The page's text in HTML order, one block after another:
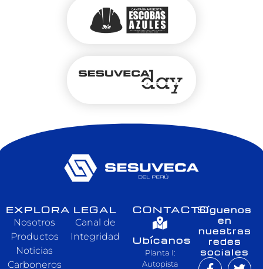
EXPLORA
Nosotros
Productos
Noticias
Carboneros
LEGAL
Canal de
Integridad
CONTACTO
Ubícanos
Planta I:
Autopista
Síguenos
en
nuestras
redes
sociales